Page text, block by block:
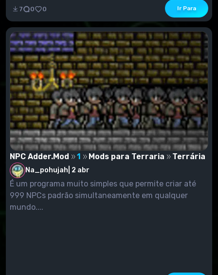
7 0 0 Ir Para
NPC Adder.Mod 1 Mods para Terraria Terrária
Na_pohujah 2 abr
É um programa muito simples que permite criar até
999 NPCs padrão simultaneamente em qualquer
mundo....